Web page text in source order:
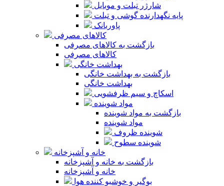
شارژر تبلت و موبایل
پایه نگهدارنده گوشی و تبلت
پاوربانک
کالاهای مصرفی
بازگشت به کالاهای مصرفی
کالاهای مصرفی
بهداشت خانگی
بازگشت به بهداشت خانگی
بهداشت خانگی
اسکاچ و سیم ظرفشویی
مواد شوینده
بازگشت به مواد شوینده
مواد شوینده
شوینده ظروف
شوینده سطوح
خانه و آشپزخانه
بازگشت به خانه و آشپزخانه
خانه و آشپزخانه
بوگیر و خوشبو کننده هوا